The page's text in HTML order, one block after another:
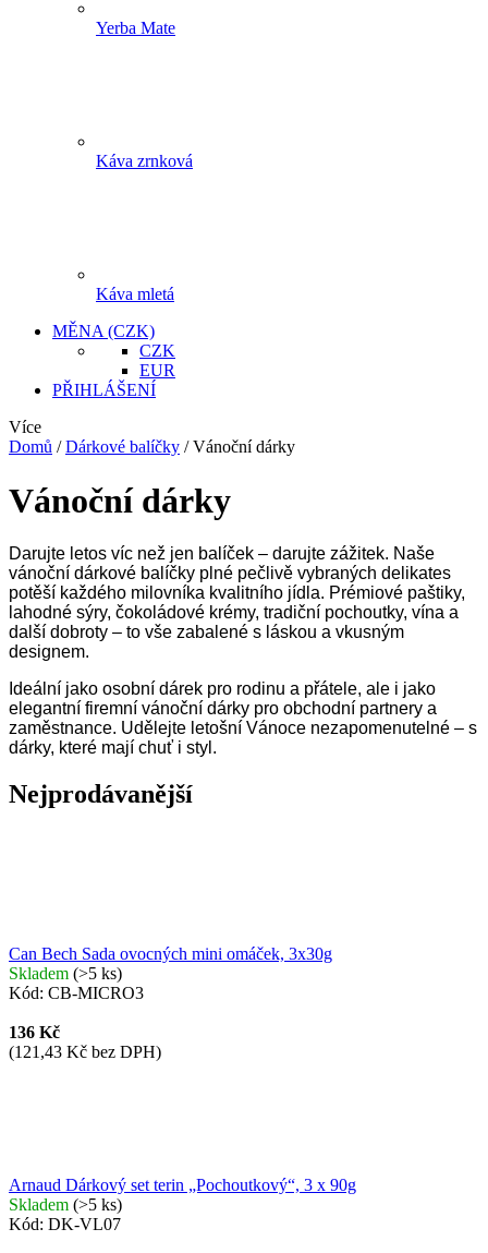
Yerba Mate
Káva zrnková
Káva mletá
MĚNA (CZK)
CZK
EUR
PŘIHLÁŠENÍ
Více
Domů / Dárkové balíčky / Vánoční dárky
Vánoční dárky
Darujte letos víc než jen balíček – darujte zážitek. Naše
vánoční dárkové balíčky plné pečlivě vybraných delikates
potěší každého milovníka kvalitního jídla. Prémiové paštiky,
lahodné sýry, čokoládové krémy, tradiční pochoutky, vína a
další dobroty – to vše zabalené s láskou a vkusným
designem.
Ideální jako osobní dárek pro rodinu a přátele, ale i jako
elegantní firemní vánoční dárky pro obchodní partnery a
zaměstnance. Udělejte letošní Vánoce nezapomenutelné – s
dárky, které mají chuť i styl.
Nejprodávanější
Can Bech Sada ovocných mini omáček, 3x30g
Skladem (>5 ks)
Kód: CB-MICRO3
136 Kč
(121,43 Kč bez DPH)
Arnaud Dárkový set terin „Pochoutkový“, 3 x 90g
Skladem (>5 ks)
Kód: DK-VL07